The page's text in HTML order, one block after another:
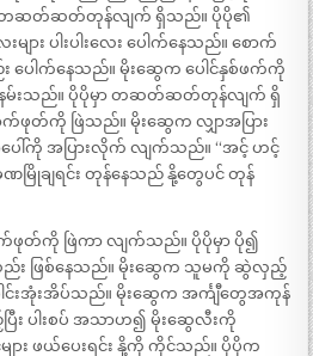
ား တဆတ်ဆတ်တုန်လျက် ရှိသည်။ ပိုပို၏
ျား ပါးပါးလေး ပေါက်နေသည်။ စောက်
ပေါက်နေသည်။ မိုးဆွေက ပေါင်နှစ်ဖက်ကို
မ်းသည်။ ပိုပိုမှာ တဆတ်ဆတ်တုန်လျက် ရှိ
ောက်ဖုတ်ကို ဖြဲသည်။ မိုးဆွေက လျှာအပြား
ါ်ကို အပြားလိုက် လျက်သည်။ “အင့် ဟင့်
ဏမြိုချရင်း တုန်နေသည် နို့တွေပင် တုန်
ဖုတ်ကို ဖြဲကာ လျက်သည်။ ပိုပိုမှာ ပို၍
ည်း ဖြစ်နေသည်။ မိုးဆွေက သူမကို ဆွဲလှည့်
ါင်းအုံးအိပ်သည်။ မိုးဆွေက အင်္ကျီတွေအကုန်
း ပါးစပ် အသာဟ၍ မိုးဆွေလီးကို
ား ဖယ်ပေးရင်း နို့ကို ကိုင်သည်။ ပိုပိုက